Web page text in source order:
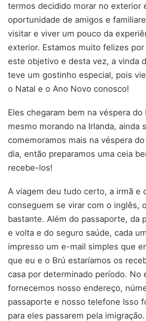
termos decidido morar no exterior
oportunidade de amigos e
visitar e viver um pouco da
exterior. Estamos muito felizes
este objetivo e desta vez, a vinda
teve um gostinho especial, pois
o Natal e o Ano Novo conosco!
Eles chegaram bem na véspera do
mesmo morando na Irlanda, ainda
comemoramos mais na véspera
dia, então preparamos uma ceia
recebe-los!
A viagem deu tudo certo, a irmã e
conseguem se virar com o inglês,
bastante. Além do passaporte, da
e volta e do seguro saúde, cada
impresso um e-mail simples que
que eu e o Brú estaríamos os
casa por determinado período. No
fornecemos nosso endereço,
passaporte e nosso telefone Isso
para eles passarem pela